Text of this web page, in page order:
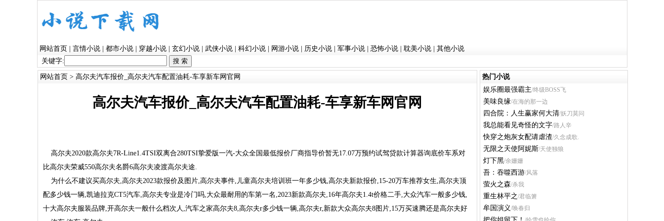
网站首页 言情小说| 都市小说| 穿越小说| 玄幻小说| 武侠小说| 科幻小说| 网游小说| 历史小说| 军事小说| 恐怖小说| 耽美小说| 其他小说
关键字:
网站首页 > 高尔夫汽车报价_高尔夫汽车配置油耗-车享新车网官网
高尔夫汽车报价_高尔夫汽车配置油耗-车享新车网官网
高尔夫2020款高尔夫7R-Line1.4TSI双离合280TSI挚爱版一汽-大众全国最低报价厂商指导价暂无17.07万预约试驾贷款计算器询底价车系对
比高尔夫荣威550高尔夫名爵6高尔夫凌渡高尔夫途.
为什么不建议买高尔夫,高尔夫2023款报价及图片,高尔夫事件,儿童高尔夫培训班一年多少钱,高尔夫新款报价,15-20万车推荐女生,高尔夫顶
配多少钱一辆,凯迪拉克CT5汽车,高尔夫专业是冷门吗,大众最耐用的车第一名,2023新款高尔夫,16年高尔夫1.4t价格二手,大众汽车一般多少钱,
十大高尔夫服装品牌,开高尔夫一般什么档次人,汽车之家高尔夫8,高尔夫r多少钱一辆,高尔夫r,新款大众高尔夫8图片,15万买速腾还是高尔夫好
热门小说
娱乐圈最强霸主/终级BOSS飞
美味良缘/在海的那一边
四合院：人生赢家何大清/妖刀莫问
我总能看见奇怪的文字/路人辛
快穿之炮灰女配请虐渣/久念成歌.
无限之天使阿妮斯/天使独狼
灯下黑/余姗姗
吾：吞噬西游/风落
萤火之森/杀我
重生林平之/君临箫
牟国演义/唤春归